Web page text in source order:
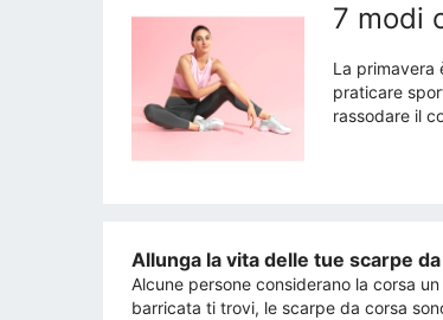
7 modi
La primavera
praticare
rassodare il
Allunga la vita delle tue scarpe
Alcune persone considerano la corsa
barricata ti trovi, le scarpe da corsa